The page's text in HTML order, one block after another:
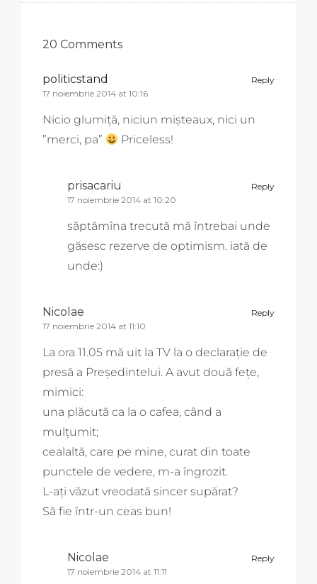
20 Comments
Reply
politicstand
17 noiembrie 2014 at 10:16
Nicio glumiță, niciun mișteaux, nici un
”merci, pa”
Priceless!
Reply
prisacariu
17 noiembrie 2014 at 10:20
săptămîna trecută mă întrebai unde
găsesc rezerve de optimism. iată de
unde:)
Reply
Nicolae
17 noiembrie 2014 at 11:10
La ora 11.05 mă uit la TV la o declarație de
presă a Președintelui. A avut două fețe,
mimici:
una plăcută ca la o cafea, când a
mulțumit;
cealaltă, care pe mine, curat din toate
punctele de vedere, m-a îngrozit.
L-ați văzut vreodată sincer supărat?
Să fie într-un ceas bun!
Reply
Nicolae
17 noiembrie 2014 at 11:11